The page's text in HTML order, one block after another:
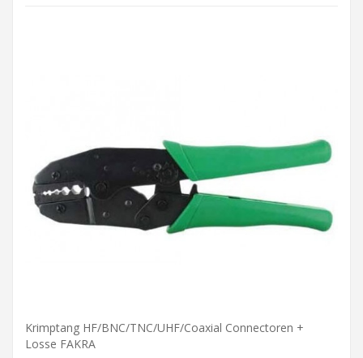
Krimptang HF/BNC/TNC/UHF/Coaxial Connectoren +
Losse FAKRA